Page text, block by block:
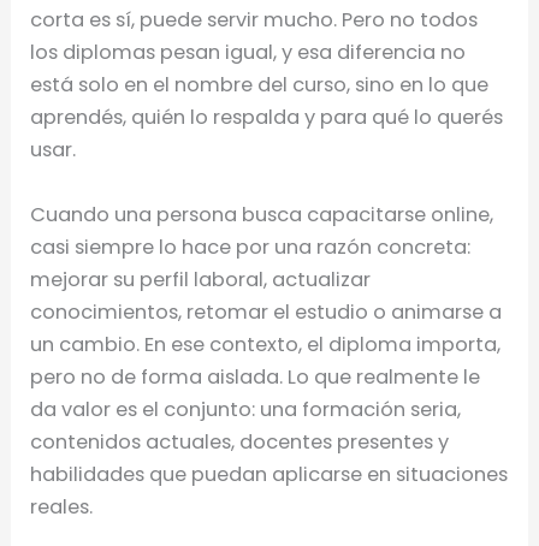
corta es sí, puede servir mucho. Pero no todos
los diplomas pesan igual, y esa diferencia no
está solo en el nombre del curso, sino en lo que
aprendés, quién lo respalda y para qué lo querés
usar.
Cuando una persona busca capacitarse online,
casi siempre lo hace por una razón concreta:
mejorar su perfil laboral, actualizar
conocimientos, retomar el estudio o animarse a
un cambio. En ese contexto, el diploma importa,
pero no de forma aislada. Lo que realmente le
da valor es el conjunto: una formación seria,
contenidos actuales, docentes presentes y
habilidades que puedan aplicarse en situaciones
reales.